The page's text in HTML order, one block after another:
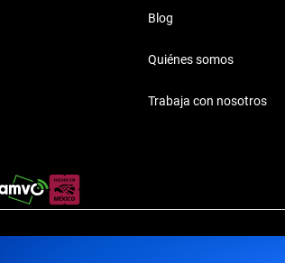
Blog
Quiénes somos
Trabaja con nosotros